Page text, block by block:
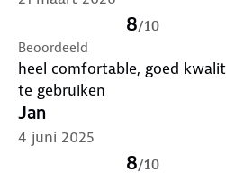
8/10
Beoordeeld
heel comfortable, goed
te gebruiken
Jan
4 juni 2025
8/10